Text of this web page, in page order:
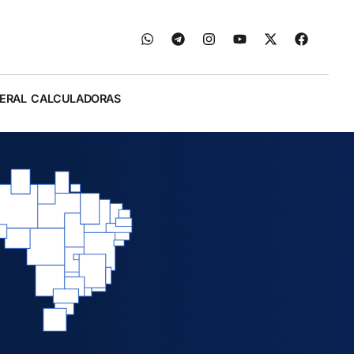
CALCULADORAS